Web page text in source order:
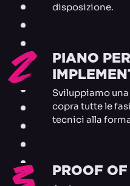
disposizione.
2
PIANO
Sviluppiamo
copra tutte le
tecnici alla
PROOF